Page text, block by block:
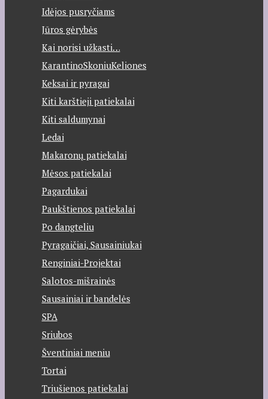
Idėjos pusryčiams
Jūros gėrybės
Kai norisi užkasti…
KarantinoSkoniuKeliones
Keksai ir pyragai
Kiti karštieji patiekalai
Kiti saldumynai
Ledai
Makaronų patiekalai
Mėsos patiekalai
Pagardukai
Paukštienos patiekalai
Po dangteliu
Pyragaičiai, Sausainiukai
Renginiai-Projektai
Salotos-mišrainės
Sausainiai ir bandelės
SPA
Sriubos
Šventiniai meniu
Tortai
Triušienos patiekalai